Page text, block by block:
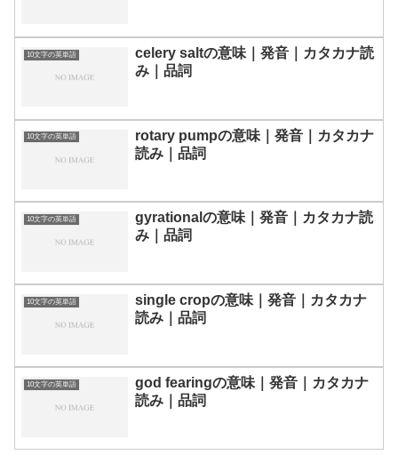
10文字の英単語
celery saltの意味｜発音｜カタカナ読
み｜品詞
10文字の英単語
rotary pumpの意味｜発音｜カタカナ
読み｜品詞
10文字の英単語
gyrationalの意味｜発音｜カタカナ読
み｜品詞
10文字の英単語
single cropの意味｜発音｜カタカナ
読み｜品詞
10文字の英単語
god fearingの意味｜発音｜カタカナ
読み｜品詞